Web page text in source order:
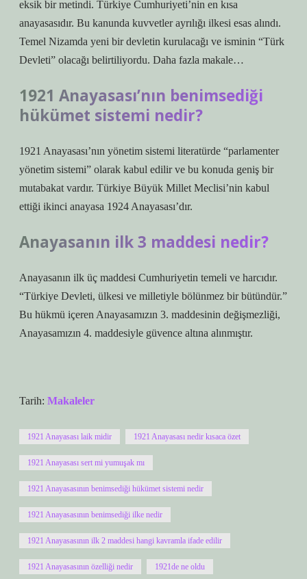
eksik bir metindi. Türkiye Cumhuriyeti’nin en kısa
anayasasıdır. Bu kanunda kuvvetler ayrılığı ilkesi esas alındı.
Temel Nizamda yeni bir devletin kurulacağı ve isminin “Türk
Devleti” olacağı belirtiliyordu. Daha fazla makale…
1921 Anayasası’nın benimsediği
hükümet sistemi nedir?
1921 Anayasası’nın yönetim sistemi literatürde “parlamenter
yönetim sistemi” olarak kabul edilir ve bu konuda geniş bir
mutabakat vardır. Türkiye Büyük Millet Meclisi’nin kabul
ettiği ikinci anayasa 1924 Anayasası’dır.
Anayasanın ilk 3 maddesi nedir?
Anayasanın ilk üç maddesi Cumhuriyetin temeli ve harcıdır.
“Türkiye Devleti, ülkesi ve milletiyle bölünmez bir bütündür.”
Bu hükmü içeren Anayasamızın 3. maddesinin değişmezliği,
Anayasamızın 4. maddesiyle güvence altına alınmıştır.
Tarih: Makaleler
1921 Anayasası laik midir 1921 Anayasası nedir kısaca özet
1921 Anayasası sert mi yumuşak mı
1921 Anayasasının benimsediği hükümet sistemi nedir
1921 Anayasasının benimsediği ilke nedir
1921 Anayasasının ilk 2 maddesi hangi kavramla ifade edilir
1921 Anayasasının özelliği nedir 1921de ne oldu